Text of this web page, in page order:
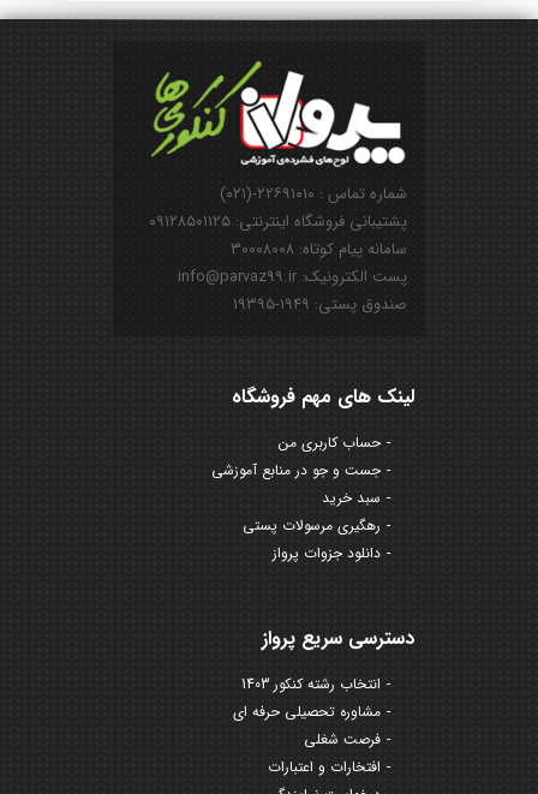
شماره تماس : ۲۲۶۹۱۰۱۰-(۰۲۱)
پشتیبانی فروشگاه اینترنتی: ۰۹۱۲۸۵۰۱۱۲۵
سامانه پیام کوتاه: ۳۰۰۰۸۰۰۸
پست الکترونیک: info@parvaz99.ir
صندوق پستی: ۱۹۴۹-۱۹۳۹۵
لینک های مهم فروشگاه
حساب کاربری من
جست و جو در منابع آموزشی
سبد خرید
رهگیری مرسولات پستی
دانلود جزوات پرواز
دسترسی سریع پرواز
انتخاب رشته کنکور 1403
مشاوره تحصیلی حرفه ای
فرصت شغلی
افتخارات و اعتبارات